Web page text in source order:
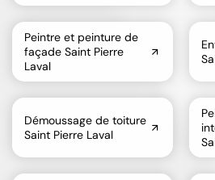
Peintre et peinture de
façade Saint Pierre
Laval
Démoussage de toiture
Saint Pierre Laval